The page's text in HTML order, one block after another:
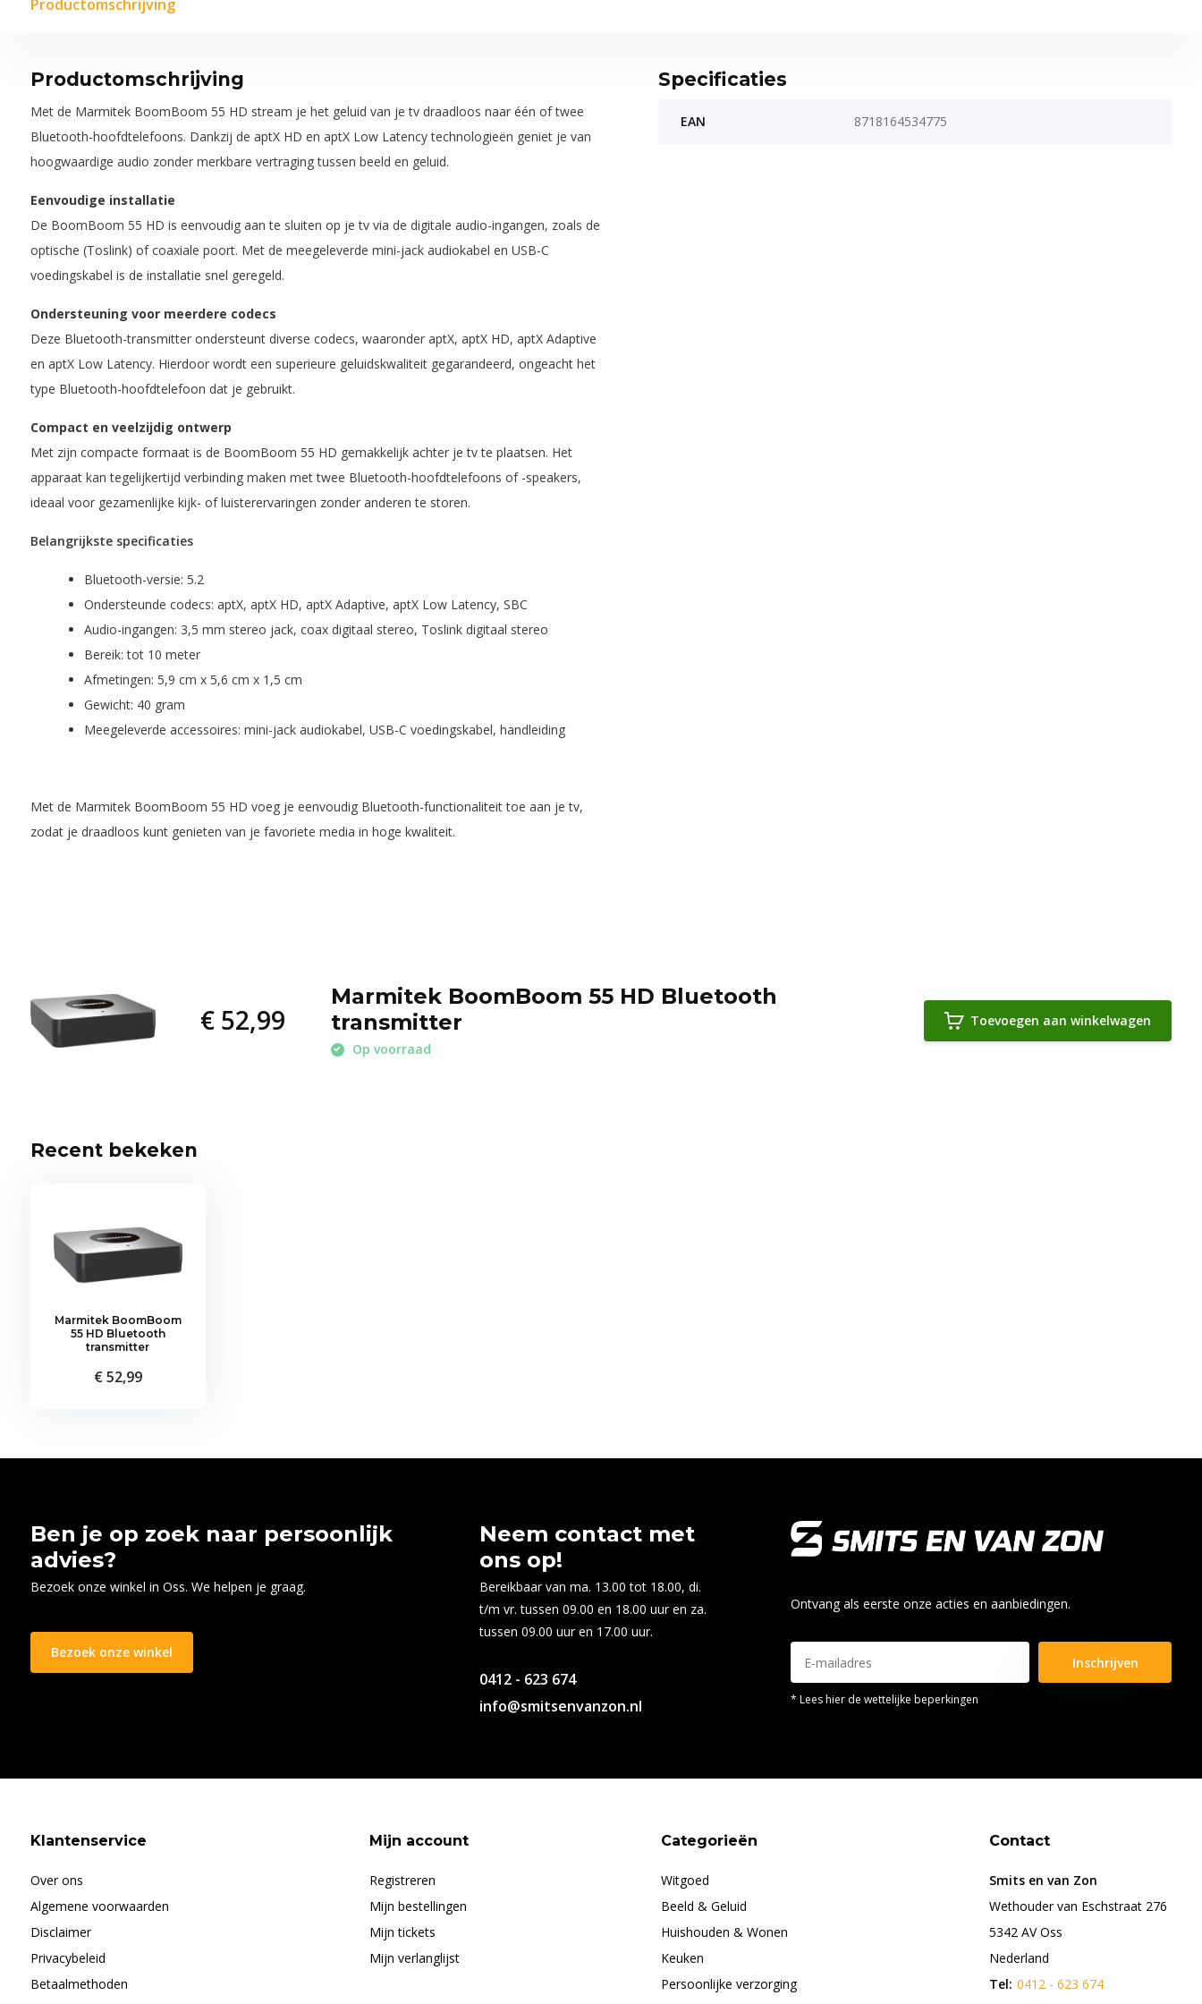
Productomschrijving
Productomschrijving
Met de Marmitek BoomBoom 55 HD stream je het geluid van je tv draadloos naar één of twee
Bluetooth-hoofdtelefoons. Dankzij de aptX HD en aptX Low Latency technologieën geniet je van
hoogwaardige audio zonder merkbare vertraging tussen beeld en geluid.
Eenvoudige installatie
De BoomBoom 55 HD is eenvoudig aan te sluiten op je tv via de digitale audio-ingangen, zoals de
optische (Toslink) of coaxiale poort. Met de meegeleverde mini-jack audiokabel en USB-C
voedingskabel is de installatie snel geregeld.
Ondersteuning voor meerdere codecs
Deze Bluetooth-transmitter ondersteunt diverse codecs, waaronder aptX, aptX HD, aptX Adaptive
en aptX Low Latency. Hierdoor wordt een superieure geluidskwaliteit gegarandeerd, ongeacht het
type Bluetooth-hoofdtelefoon dat je gebruikt.
Compact en veelzijdig ontwerp
Met zijn compacte formaat is de BoomBoom 55 HD gemakkelijk achter je tv te plaatsen. Het
apparaat kan tegelijkertijd verbinding maken met twee Bluetooth-hoofdtelefoons of -speakers,
ideaal voor gezamenlijke kijk- of luisterervaringen zonder anderen te storen.
Belangrijkste specificaties
Bluetooth-versie: 5.2
Ondersteunde codecs: aptX, aptX HD, aptX Adaptive, aptX Low Latency, SBC
Audio-ingangen: 3,5 mm stereo jack, coax digitaal stereo, Toslink digitaal stereo
Bereik: tot 10 meter
Afmetingen: 5,9 cm x 5,6 cm x 1,5 cm
Gewicht: 40 gram
Meegeleverde accessoires: mini-jack audiokabel, USB-C voedingskabel, handleiding
Met de Marmitek BoomBoom 55 HD voeg je eenvoudig Bluetooth-functionaliteit toe aan je tv,
zodat je draadloos kunt genieten van je favoriete media in hoge kwaliteit.
Specificaties
EAN 8718164534775
€ 52,99
Marmitek BoomBoom 55 HD Bluetooth
transmitter
Op voorraad
Toevoegen aan winkelwagen
Recent bekeken
Marmitek BoomBoom
55 HD Bluetooth
transmitter
€ 52,99
Ben je op zoek naar persoonlijk
advies?
Bezoek onze winkel in Oss. We helpen je graag.
Bezoek onze winkel
Neem contact met
ons op!
Bereikbaar van ma. 13.00 tot 18.00, di.
t/m vr. tussen 09.00 en 18.00 uur en za.
tussen 09.00 uur en 17.00 uur.
0412 - 623 674
info@smitsenvanzon.nl
Ontvang als eerste onze acties en aanbiedingen.
Inschrijven
* Lees hier de wettelijke beperkingen
Klantenservice
Over ons
Algemene voorwaarden
Disclaimer
Privacybeleid
Betaalmethoden
Mijn account
Registreren
Mijn bestellingen
Mijn tickets
Mijn verlanglijst
Categorieën
Witgoed
Beeld & Geluid
Huishouden & Wonen
Keuken
Persoonlijke verzorging
Contact
Smits en van Zon
Wethouder van Eschstraat 276
5342 AV Oss
Nederland
Tel: 0412 - 623 674